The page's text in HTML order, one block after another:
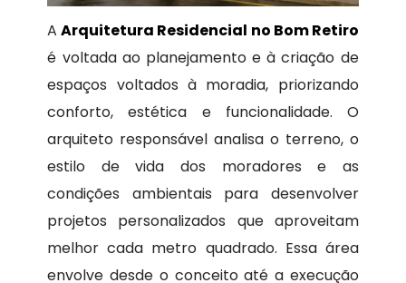
AArquitetura Residencial no Bom Retiro
é voltada ao planejamento e à criação de
espaços voltados à moradia, priorizando
conforto, estética e funcionalidade. O
arquiteto responsável analisa o terreno, o
estilo de vida dos moradores e as
condições ambientais para desenvolver
projetos personalizados que aproveitam
melhor cada metro quadrado. Essa área
envolve desde o conceito até a execução